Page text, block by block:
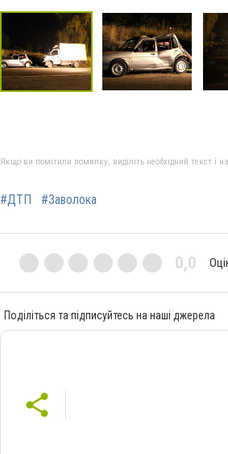
Якщо ви помітили помилку, виділіть необхідний текст і
#ДТП #Заволока
0,0
Поділіться та підписуйтесь на наші джерела